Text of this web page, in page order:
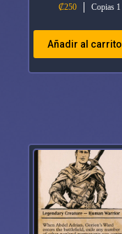
₡250 Copias 1
Añadir al carrito